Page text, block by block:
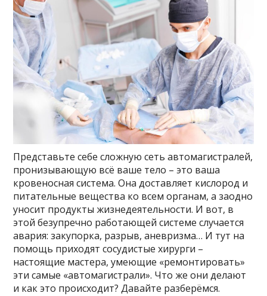
Представьте себе сложную сеть автомагистралей,
пронизывающую всё ваше тело – это ваша
кровеносная система. Она доставляет кислород и
питательные вещества ко всем органам, а заодно
уносит продукты жизнедеятельности. И вот, в
этой безупречно работающей системе случается
авария: закупорка, разрыв, аневризма… И тут на
помощь приходят сосудистые хирурги –
настоящие мастера, умеющие «ремонтировать»
эти самые «автомагистрали». Что же они делают
и как это происходит? Давайте разберёмся.